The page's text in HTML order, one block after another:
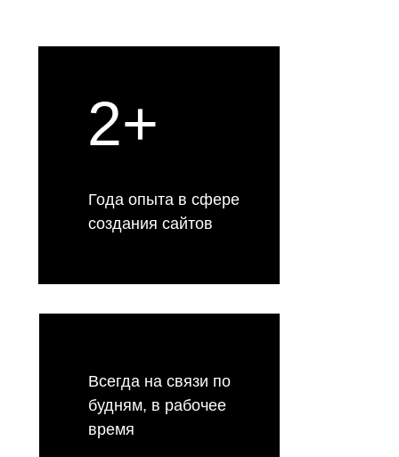
2+
Года опыта в сфере
создания сайтов
Всегда на связи по
будням, в рабочее
время